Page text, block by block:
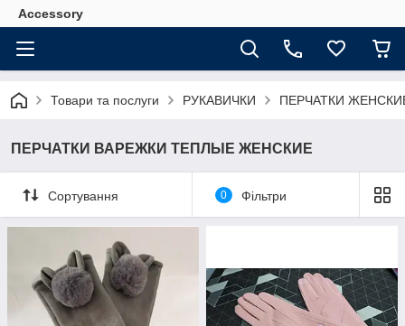
Accessory
Товари та послуги РУКАВИЧКИ ПЕРЧАТКИ
ПЕРЧАТКИ ВАРЕЖКИ ТЕПЛЫЕ ЖЕНСКИЕ
Сортування 0 Фільтри